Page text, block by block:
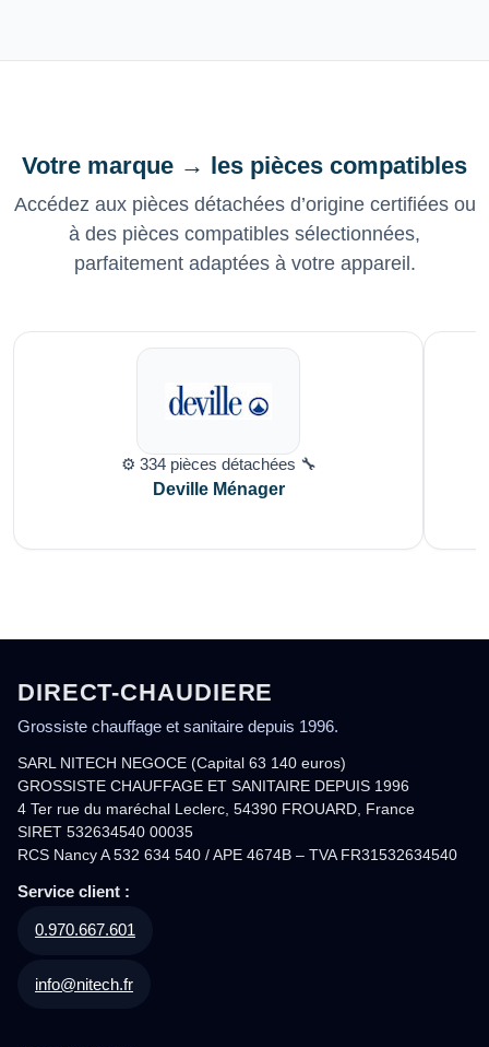
Votre marque → les pièces compatibles
Accédez aux pièces détachées d’origine certifiées ou
à des pièces compatibles sélectionnées,
parfaitement adaptées à votre appareil.
⚙️ 334 pièces détachées 🔧
Deville Ménager
DIRECT-CHAUDIERE
Grossiste chauffage et sanitaire depuis 1996.
SARL NITECH NEGOCE (Capital 63 140 euros)
GROSSISTE CHAUFFAGE ET SANITAIRE DEPUIS 1996
4 Ter rue du maréchal Leclerc, 54390 FROUARD, France
SIRET 532634540 00035
RCS Nancy A 532 634 540 / APE 4674B – TVA FR31532634540
Service client :
0.970.667.601
info@nitech.fr